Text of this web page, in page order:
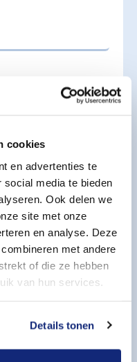
cookies
en advertenties te
media te bieden
Ook delen we
site met onze
en analyse. Deze
met andere
of die ze hebben
van hun services.
Details tonen